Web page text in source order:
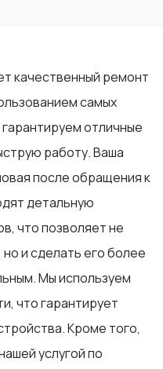
качественный ремонт
самых
отличные
работу. Ваша
после обращения к
детальную
что позволяет не
и сделать его более
Мы используем
что гарантирует
Кроме того,
услугой по